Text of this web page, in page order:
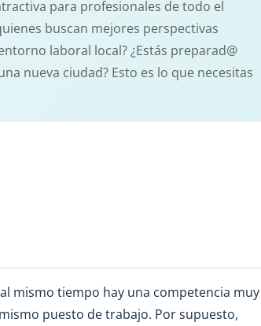
para profesionales de todo el
buscan mejores perspectivas
laboral local? ¿Estás preparad@
nueva ciudad? Esto es lo que necesitas
mismo tiempo hay una competencia muy
puesto de trabajo. Por supuesto,